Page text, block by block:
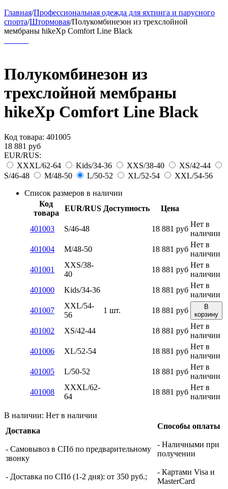
Главная/Профессиональная одежда для яхтинга и парусного
спорта/Штормовая/Полукомбинезон из трехслойной
мембраны hikeXp Comfort Line Black
Полукомбинезон из
трехслойной мембраны
hikeXp Comfort Line Black
Код товара: 401005
18 881 руб
EUR/RUS:
XXXL/62-64
Kids/34-36 XXS/38-40
XS/42-44
S/46-48
M/48-50 L/50-52 XL/52-54
XXL/54-56
Список размеров в наличии
Код
товара
EUR/RUS Доступность Цена
401003 S/46-48 18 881 руб
Нет в
наличии
401004
M/48-50 18 881 руб
Нет в
наличии
401001
XXS/38-
40
18 881 руб
Нет в
наличии
401000
Kids/34-36 18 881 руб
Нет в
наличии
401007
XXL/54-
56
1 шт. 18 881 руб
В
корзину
401002 XS/42-44 18 881 руб
Нет в
наличии
401006
XL/52-54 18 881 руб
Нет в
наличии
401005
L/50-52 18 881 руб
Нет в
наличии
401008
XXXL/62-
64
18 881 руб
Нет в
наличии
В наличии: Нет в наличии
Доставка
- Самовывоз в СПб по предварительному
звонку
- Доставка по СПб (1-2 дня): от 350 руб.;
Способы оплаты
- Наличными при
получении
- Картами Visa и
MasterCard